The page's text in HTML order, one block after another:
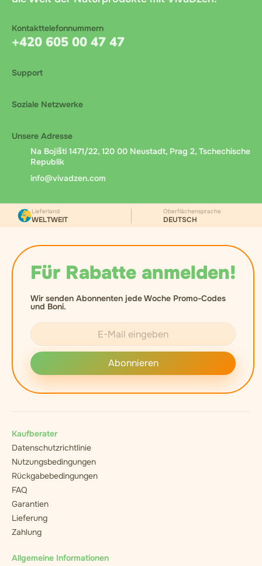
Kontakttelefonnummern
+420 605 00 47 47
Support
Soziale Netzwerke
Unsere Adresse
Na Bojišti 1471/22, 120 00 Neustadt, Prag 2, Tschechische
Republik
info@vivadzen.com
Für Rabatte anmelden!
Wir senden Abonnenten jede Woche Promo-Codes
und Boni.
Abonnieren
Lieferland
WELTWEIT
Oberflächensprache
DEUTSCH
Kaufberater
Datenschutzrichtlinie
Nutzungsbedingungen
Rückgabebedingungen
FAQ
Garantien
Lieferung
Zahlung
Allgemeine Informationen